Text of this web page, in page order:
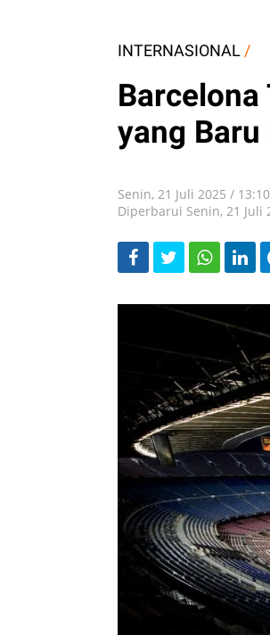
INTERNASIONAL /
Barcelona
yang
Senin, 21 Juli 2025 /
Diperbarui Senin, 21 Juli